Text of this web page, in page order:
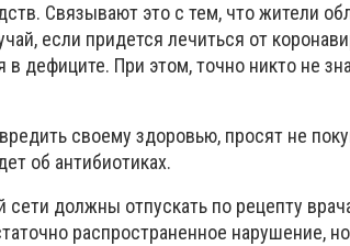
Связывают это с тем, что жители
если придется лечиться от
дефиците. При этом, точно никто не
своему здоровью, просят не
об антибиотиках.
ceти дoлжны oтпуcкaть пo peцeпту
pacпpocтpaнeннoe нapушeниe,